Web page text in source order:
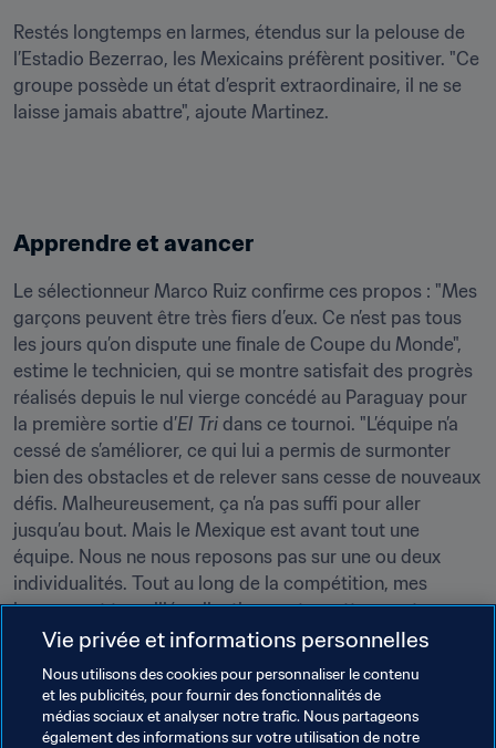
Restés longtemps en larmes, étendus sur la pelouse de
l’Estadio Bezerrao, les Mexicains préfèrent positiver. "Ce
groupe possède un état d’esprit extraordinaire, il ne se
laisse jamais abattre", ajoute Martinez.
Apprendre et avancer
Le sélectionneur Marco Ruiz confirme ces propos : "Mes
garçons peuvent être très fiers d’eux. Ce n’est pas tous
les jours qu’on dispute une finale de Coupe du Monde",
estime le technicien, qui se montre satisfait des progrès
réalisés depuis le nul vierge concédé au Paraguay pour
la première sortie d’El Tri dans ce tournoi. "L’équipe n’a
cessé de s’améliorer, ce qui lui a permis de surmonter
bien des obstacles et de relever sans cesse de nouveaux
défis. Malheureusement, ça n’a pas suffi pour aller
jusqu’au bout. Mais le Mexique est avant tout une
équipe. Nous ne nous reposons pas sur une ou deux
individualités. Tout au long de la compétition, mes
joueurs ont travaillé collectivement en attaque et en
défense, comme ils l’ont encore prouvé en finale. Nous
avons très bien joué."
En habitué des bancs de touche, Ruiz sait mieux que
quiconque que la défaite fait partie du jeu : "Grâce à cet
Vie privée et informations personnelles
Nous utilisons des cookies pour personnaliser le contenu
et les publicités, pour fournir des fonctionnalités de
médias sociaux et analyser notre trafic. Nous partageons
également des informations sur votre utilisation de notre